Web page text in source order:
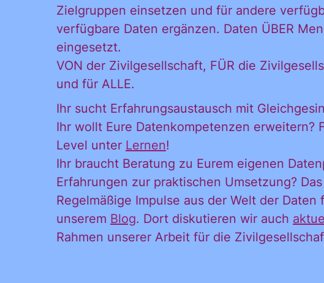
Zielgruppen einsetzen und für andere
verfügbare Daten ergänzen. Daten ÜBER
eingesetzt.
VON der Zivilgesellschaft, FÜR die
und für ALLE.
Ihr sucht Erfahrungsaustausch mit
Ihr wollt Eure Datenkompetenzen erweitern?
Level unter Lernen!
Ihr braucht Beratung zu Eurem eigenen
Erfahrungen zur praktischen Umsetzung?
Regelmäßige Impulse aus der Welt der
unserem Blog. Dort diskutieren wir auch
Rahmen unserer Arbeit für die
Ja, ich möchte
alle
Informationen
Ja, ich